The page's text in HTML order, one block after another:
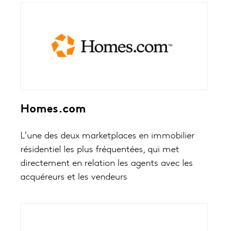
Homes.com
L’une des deux marketplaces en immobilier
résidentiel les plus fréquentées, qui met
directement en relation les agents avec les
acquéreurs et les vendeurs